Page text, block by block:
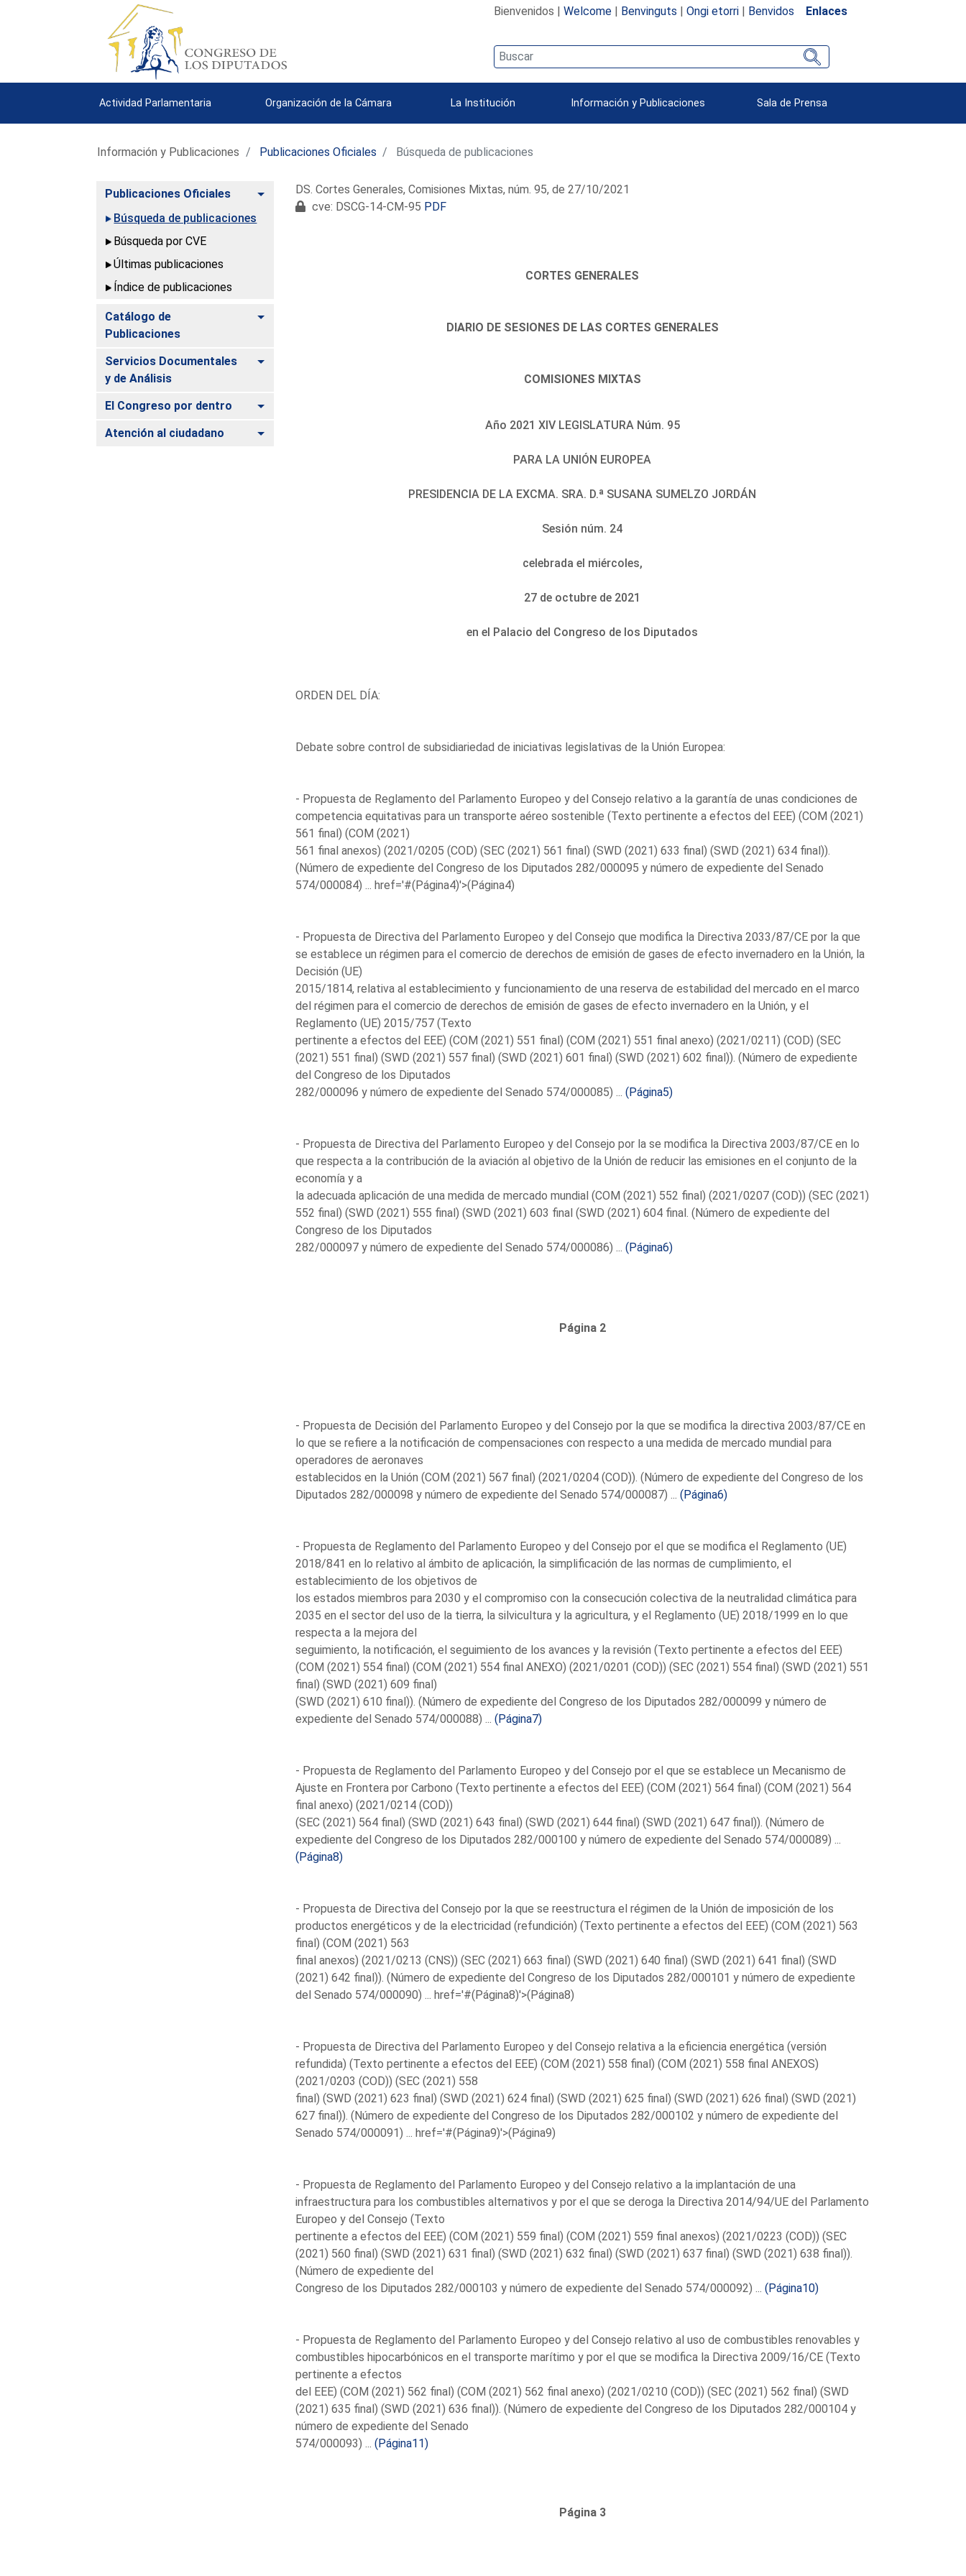
Bienvenidos | Welcome| Benvinguts | Ongi etorri| Benvidos Enlaces
Actividad Parlamentaria Organización de la Cámara La Institución Información y Publicaciones Sala de Prensa
Información y Publicaciones Publicaciones Oficiales Búsqueda de publicaciones
Publicaciones Oficiales
Alternar
Búsqueda de publicaciones
Búsqueda por CVE
Últimas publicaciones
Índice de publicaciones
Catálogo de
Publicaciones
Alternar
Servicios Documentales
y de Análisis
Alternar
El Congreso por dentro Alternar
Atención al ciudadano Alternar
DS. Cortes Generales, Comisiones Mixtas, núm. 95, de 27/10/2021
cve: DSCG-14-CM-95 PDF
CORTES GENERALES
DIARIO DE SESIONES DE LAS CORTES GENERALES
COMISIONES MIXTAS
Año 2021 XIV LEGISLATURA Núm. 95
PARA LA UNIÓN EUROPEA
PRESIDENCIA DE LA EXCMA. SRA. D.ª SUSANA SUMELZO JORDÁN
Sesión núm. 24
celebrada el miércoles,
27 de octubre de 2021
en el Palacio del Congreso de los Diputados
ORDEN DEL DÍA:
Debate sobre control de subsidiariedad de iniciativas legislativas de la Unión Europea:
- Propuesta de Reglamento del Parlamento Europeo y del Consejo relativo a la garantía de unas condiciones de
competencia equitativas para un transporte aéreo sostenible (Texto pertinente a efectos del EEE) (COM (2021)
561 final) (COM (2021)
561 final anexos) (2021/0205 (COD) (SEC (2021) 561 final) (SWD (2021) 633 final) (SWD (2021) 634 final)).
(Número de expediente del Congreso de los Diputados 282/000095 y número de expediente del Senado
574/000084) ... href='#(Página4)'>(Página4)
- Propuesta de Directiva del Parlamento Europeo y del Consejo que modifica la Directiva 2033/87/CE por la que
se establece un régimen para el comercio de derechos de emisión de gases de efecto invernadero en la Unión, la
Decisión (UE)
2015/1814, relativa al establecimiento y funcionamiento de una reserva de estabilidad del mercado en el marco
del régimen para el comercio de derechos de emisión de gases de efecto invernadero en la Unión, y el
Reglamento (UE) 2015/757 (Texto
pertinente a efectos del EEE) (COM (2021) 551 final) (COM (2021) 551 final anexo) (2021/0211) (COD) (SEC
(2021) 551 final) (SWD (2021) 557 final) (SWD (2021) 601 final) (SWD (2021) 602 final)). (Número de expediente
del Congreso de los Diputados
282/000096 y número de expediente del Senado 574/000085) ... (Página5)
- Propuesta de Directiva del Parlamento Europeo y del Consejo por la se modifica la Directiva 2003/87/CE en lo
que respecta a la contribución de la aviación al objetivo de la Unión de reducir las emisiones en el conjunto de la
economía y a
la adecuada aplicación de una medida de mercado mundial (COM (2021) 552 final) (2021/0207 (COD)) (SEC (2021)
552 final) (SWD (2021) 555 final) (SWD (2021) 603 final (SWD (2021) 604 final. (Número de expediente del
Congreso de los Diputados
282/000097 y número de expediente del Senado 574/000086) ... (Página6)
Página 2
- Propuesta de Decisión del Parlamento Europeo y del Consejo por la que se modifica la directiva 2003/87/CE en
lo que se refiere a la notificación de compensaciones con respecto a una medida de mercado mundial para
operadores de aeronaves
establecidos en la Unión (COM (2021) 567 final) (2021/0204 (COD)). (Número de expediente del Congreso de los
Diputados 282/000098 y número de expediente del Senado 574/000087) ... (Página6)
- Propuesta de Reglamento del Parlamento Europeo y del Consejo por el que se modifica el Reglamento (UE)
2018/841 en lo relativo al ámbito de aplicación, la simplificación de las normas de cumplimiento, el
establecimiento de los objetivos de
los estados miembros para 2030 y el compromiso con la consecución colectiva de la neutralidad climática para
2035 en el sector del uso de la tierra, la silvicultura y la agricultura, y el Reglamento (UE) 2018/1999 en lo que
respecta a la mejora del
seguimiento, la notificación, el seguimiento de los avances y la revisión (Texto pertinente a efectos del EEE)
(COM (2021) 554 final) (COM (2021) 554 final ANEXO) (2021/0201 (COD)) (SEC (2021) 554 final) (SWD (2021) 551
final) (SWD (2021) 609 final)
(SWD (2021) 610 final)). (Número de expediente del Congreso de los Diputados 282/000099 y número de
expediente del Senado 574/000088) ... (Página7)
- Propuesta de Reglamento del Parlamento Europeo y del Consejo por el que se establece un Mecanismo de
Ajuste en Frontera por Carbono (Texto pertinente a efectos del EEE) (COM (2021) 564 final) (COM (2021) 564
final anexo) (2021/0214 (COD))
(SEC (2021) 564 final) (SWD (2021) 643 final) (SWD (2021) 644 final) (SWD (2021) 647 final)). (Número de
expediente del Congreso de los Diputados 282/000100 y número de expediente del Senado 574/000089) ...
(Página8)
- Propuesta de Directiva del Consejo por la que se reestructura el régimen de la Unión de imposición de los
productos energéticos y de la electricidad (refundición) (Texto pertinente a efectos del EEE) (COM (2021) 563
final) (COM (2021) 563
final anexos) (2021/0213 (CNS)) (SEC (2021) 663 final) (SWD (2021) 640 final) (SWD (2021) 641 final) (SWD
(2021) 642 final)). (Número de expediente del Congreso de los Diputados 282/000101 y número de expediente
del Senado 574/000090) ... href='#(Página8)'>(Página8)
- Propuesta de Directiva del Parlamento Europeo y del Consejo relativa a la eficiencia energética (versión
refundida) (Texto pertinente a efectos del EEE) (COM (2021) 558 final) (COM (2021) 558 final ANEXOS)
(2021/0203 (COD)) (SEC (2021) 558
final) (SWD (2021) 623 final) (SWD (2021) 624 final) (SWD (2021) 625 final) (SWD (2021) 626 final) (SWD (2021)
627 final)). (Número de expediente del Congreso de los Diputados 282/000102 y número de expediente del
Senado 574/000091) ... href='#(Página9)'>(Página9)
- Propuesta de Reglamento del Parlamento Europeo y del Consejo relativo a la implantación de una
infraestructura para los combustibles alternativos y por el que se deroga la Directiva 2014/94/UE del Parlamento
Europeo y del Consejo (Texto
pertinente a efectos del EEE) (COM (2021) 559 final) (COM (2021) 559 final anexos) (2021/0223 (COD)) (SEC
(2021) 560 final) (SWD (2021) 631 final) (SWD (2021) 632 final) (SWD (2021) 637 final) (SWD (2021) 638 final)).
(Número de expediente del
Congreso de los Diputados 282/000103 y número de expediente del Senado 574/000092) ... (Página10)
- Propuesta de Reglamento del Parlamento Europeo y del Consejo relativo al uso de combustibles renovables y
combustibles hipocarbónicos en el transporte marítimo y por el que se modifica la Directiva 2009/16/CE (Texto
pertinente a efectos
del EEE) (COM (2021) 562 final) (COM (2021) 562 final anexo) (2021/0210 (COD)) (SEC (2021) 562 final) (SWD
(2021) 635 final) (SWD (2021) 636 final)). (Número de expediente del Congreso de los Diputados 282/000104 y
número de expediente del Senado
574/000093) ... (Página11)
Página 3